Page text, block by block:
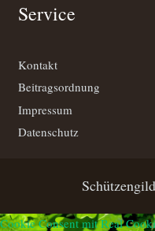
Service
Kontakt
Beitragsordnung
Impressum
Datenschutz
Cookie Consent mit Real